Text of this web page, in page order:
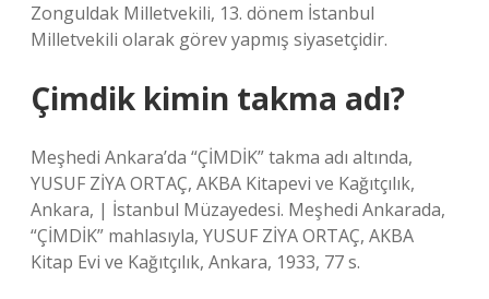
Zonguldak Milletvekili, 13. dönem İstanbul
Milletvekili olarak görev yapmış siyasetçidir.
Çimdik kimin takma adı?
Meşhedi Ankara’da “ÇİMDİK” takma adı altında,
YUSUF ZİYA ORTAÇ, AKBA Kitapevi ve Kağıtçılık,
Ankara, | İstanbul Müzayedesi. Meşhedi Ankarada,
“ÇİMDİK” mahlasıyla, YUSUF ZİYA ORTAÇ, AKBA
Kitap Evi ve Kağıtçılık, Ankara, 1933, 77 s.